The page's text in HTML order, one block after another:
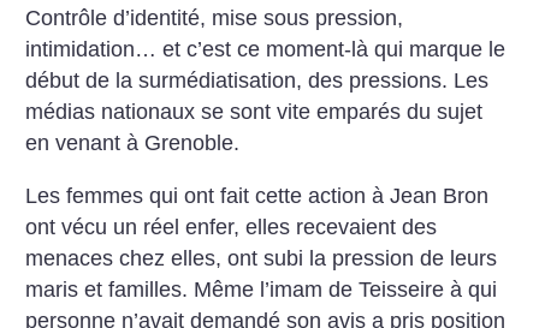
Contrôle d’identité, mise sous pression,
intimidation… et c’est ce moment-là qui marque le
début de la surmédiatisation, des pressions. Les
médias nationaux se sont vite emparés du sujet
en venant à Grenoble.
Les femmes qui ont fait cette action à Jean Bron
ont vécu un réel enfer, elles recevaient des
menaces chez elles, ont subi la pression de leurs
maris et familles. Même l’imam de Teisseire à qui
personne n’avait demandé son avis a pris position